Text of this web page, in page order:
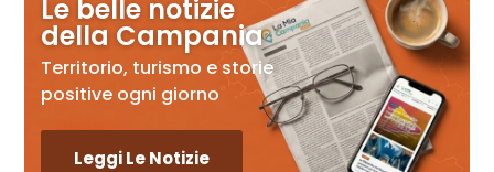
Le belle notizie
della Campania
Territorio, turismo e storie
positive ogni giorno
Leggi Le Notizie